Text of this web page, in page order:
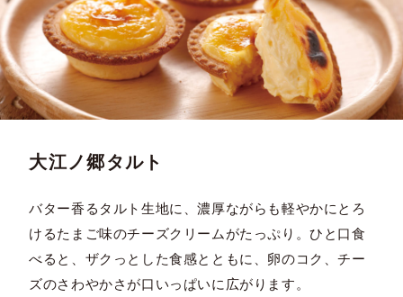
大江ノ郷タルト
バター香るタルト生地に、濃厚ながらも軽やかにとろ
けるたまご味のチーズクリームがたっぷり。ひと口食
べると、ザクっとした食感とともに、卵のコク、チー
ズのさわやかさが口いっぱいに広がります。